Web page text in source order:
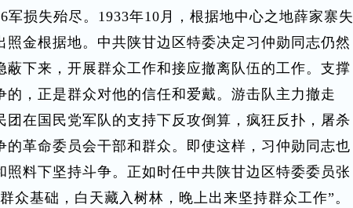
军损失殆尽。1933年10月，根据地中心之地薛家寨失
照金根据地。中共陕甘边区特委决定习仲勋同志仍然
蔽下来，开展群众工作和接应撤离队伍的工作。支撑
的，正是群众对他的信任和爱戴。游击队主力撤走
团在国民党军队的支持下反攻倒算，疯狂反扑，屠杀
的革命委员会干部和群众。即使这样，习仲勋同志也
照料下坚持斗争。正如时任中共陕甘边区特委委员张
众基础，白天藏入树林，晚上出来坚持群众工作”。